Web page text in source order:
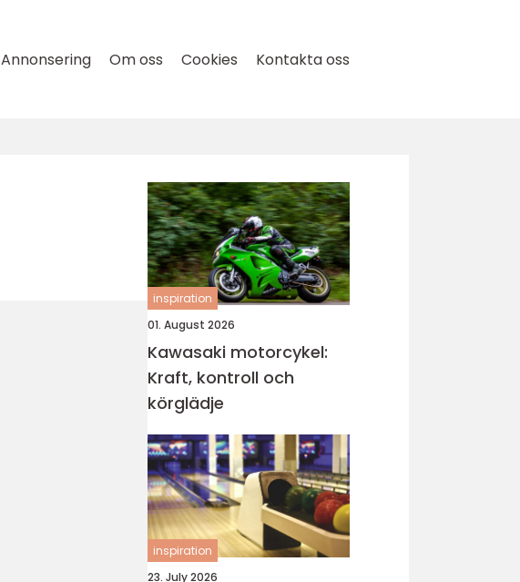
Annonsering Om oss Cookies Kontakta oss
inspiration
01. August 2026
Kawasaki motorcykel:
Kraft, kontroll och
körglädje
inspiration
23. July 2026